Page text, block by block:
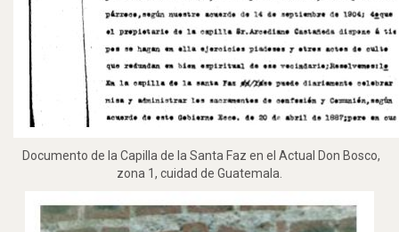
Documento de la Capilla de la Santa Faz en el Actual Don Bosco,
zona 1, cuidad de Guatemala.